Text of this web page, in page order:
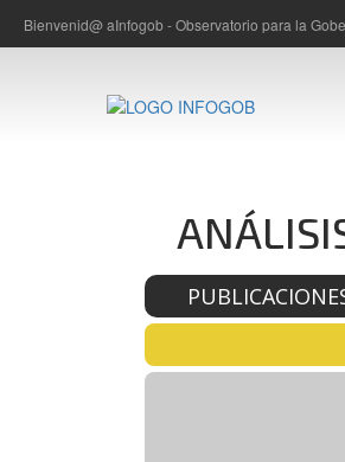
Bienvenid@ aInfogob - Observatorio para la